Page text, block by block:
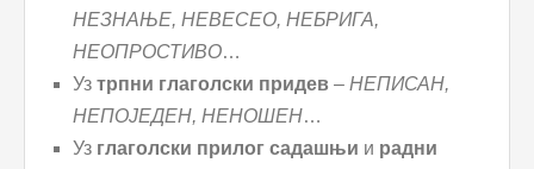
НЕЗНАЊЕ, НЕВЕСЕО, НЕБРИГА,
НЕОПРОСТИВО…
Уз трпни глаголски придев – НЕПИСАН,
НЕПОЈЕДЕН, НЕНОШЕН…
Уз глаголски прилог садашњи и радни